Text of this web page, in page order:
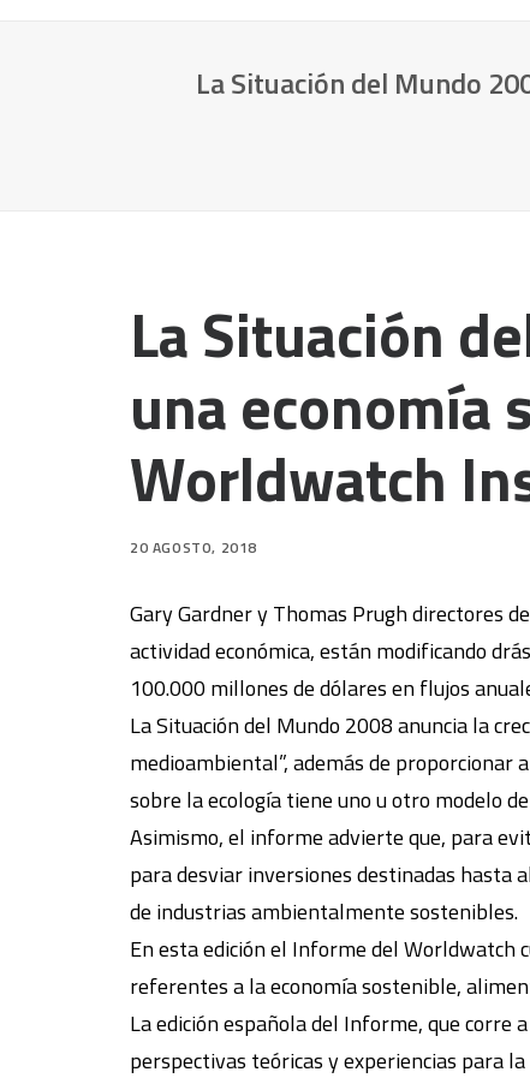
La Situación del Mundo
La Situación
una economía
Worldwatch
20 AGOSTO, 2018
Gary Gardner y Thomas Prugh directores
actividad económica, están modificando
100.000 millones de dólares en flujos
La Situación del Mundo 2008 anuncia la
medioambiental”, además de
sobre la ecología tiene uno u otro modelo
Asimismo, el informe advierte que, para
para desviar inversiones destinadas hasta
de industrias ambientalmente sostenibles.
En esta edición el Informe del Worldwatch
referentes a la economía sostenible,
La edición española del Informe, que corre
perspectivas teóricas y experiencias para